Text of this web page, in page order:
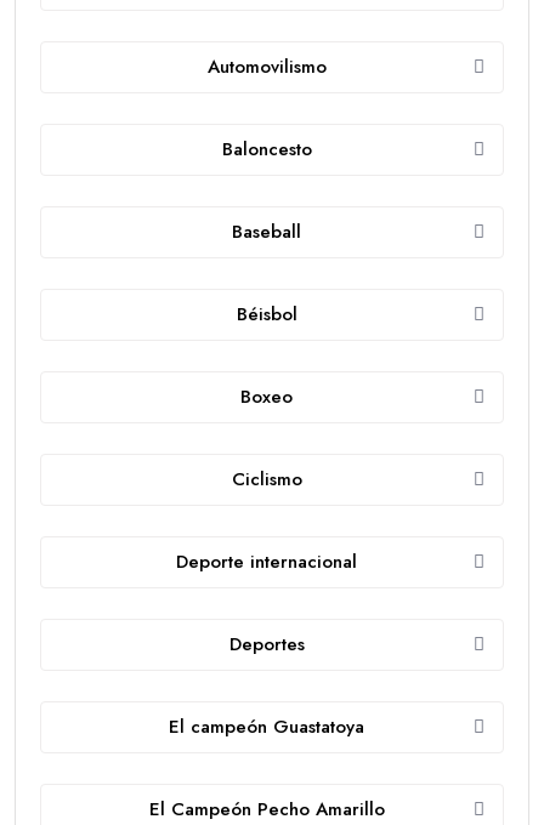
Automovilismo
Baloncesto
Baseball
Béisbol
Boxeo
Ciclismo
Deporte internacional
Deportes
El campeón Guastatoya
El Campeón Pecho Amarillo